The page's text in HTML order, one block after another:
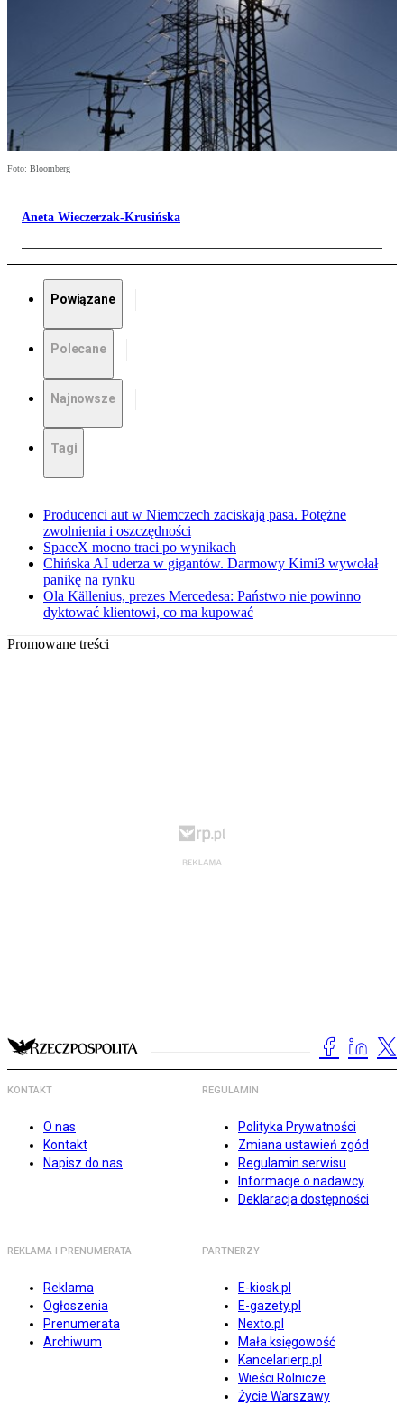
Foto: Bloomberg
Aneta Wieczerzak-Krusińska
Powiązane
Polecane
Najnowsze
Tagi
Producenci aut w Niemczech zaciskają pasa. Potężne
zwolnienia i oszczędności
SpaceX mocno traci po wynikach
Chińska AI uderza w gigantów. Darmowy Kimi3 wywołał
panikę na rynku
Ola Källenius, prezes Mercedesa: Państwo nie powinno
dyktować klientowi, co ma kupować
Promowane treści
KONTAKT
O nas
Kontakt
Napisz do nas
REGULAMIN
Polityka Prywatności
Zmiana ustawień zgód
Regulamin serwisu
Informacje o nadawcy
Deklaracja dostępności
REKLAMA I PRENUMERATA
Reklama
Ogłoszenia
Prenumerata
Archiwum
PARTNERZY
E-kiosk.pl
E-gazety.pl
Nexto.pl
Mała księgowość
Kancelarierp.pl
Wieści Rolnicze
Życie Warszawy